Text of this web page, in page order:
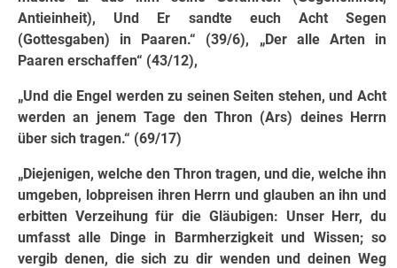
Antieinheit), Und Er sandte euch Acht Segen
(Gottesgaben) in Paaren.“ (39/6), „Der alle Arten in
Paaren erschaffen“ (43/12),
„Und die Engel werden zu seinen Seiten stehen, und Acht
werden an jenem Tage den Thron (Ars) deines Herrn
über sich tragen.“ (69/17)
„Diejenigen, welche den Thron tragen, und die, welche ihn
umgeben, lobpreisen ihren Herrn und glauben an ihn und
erbitten Verzeihung für die Gläubigen: Unser Herr, du
umfasst alle Dinge in Barmherzigkeit und Wissen; so
vergib denen, die sich zu dir wenden und deinen Weg